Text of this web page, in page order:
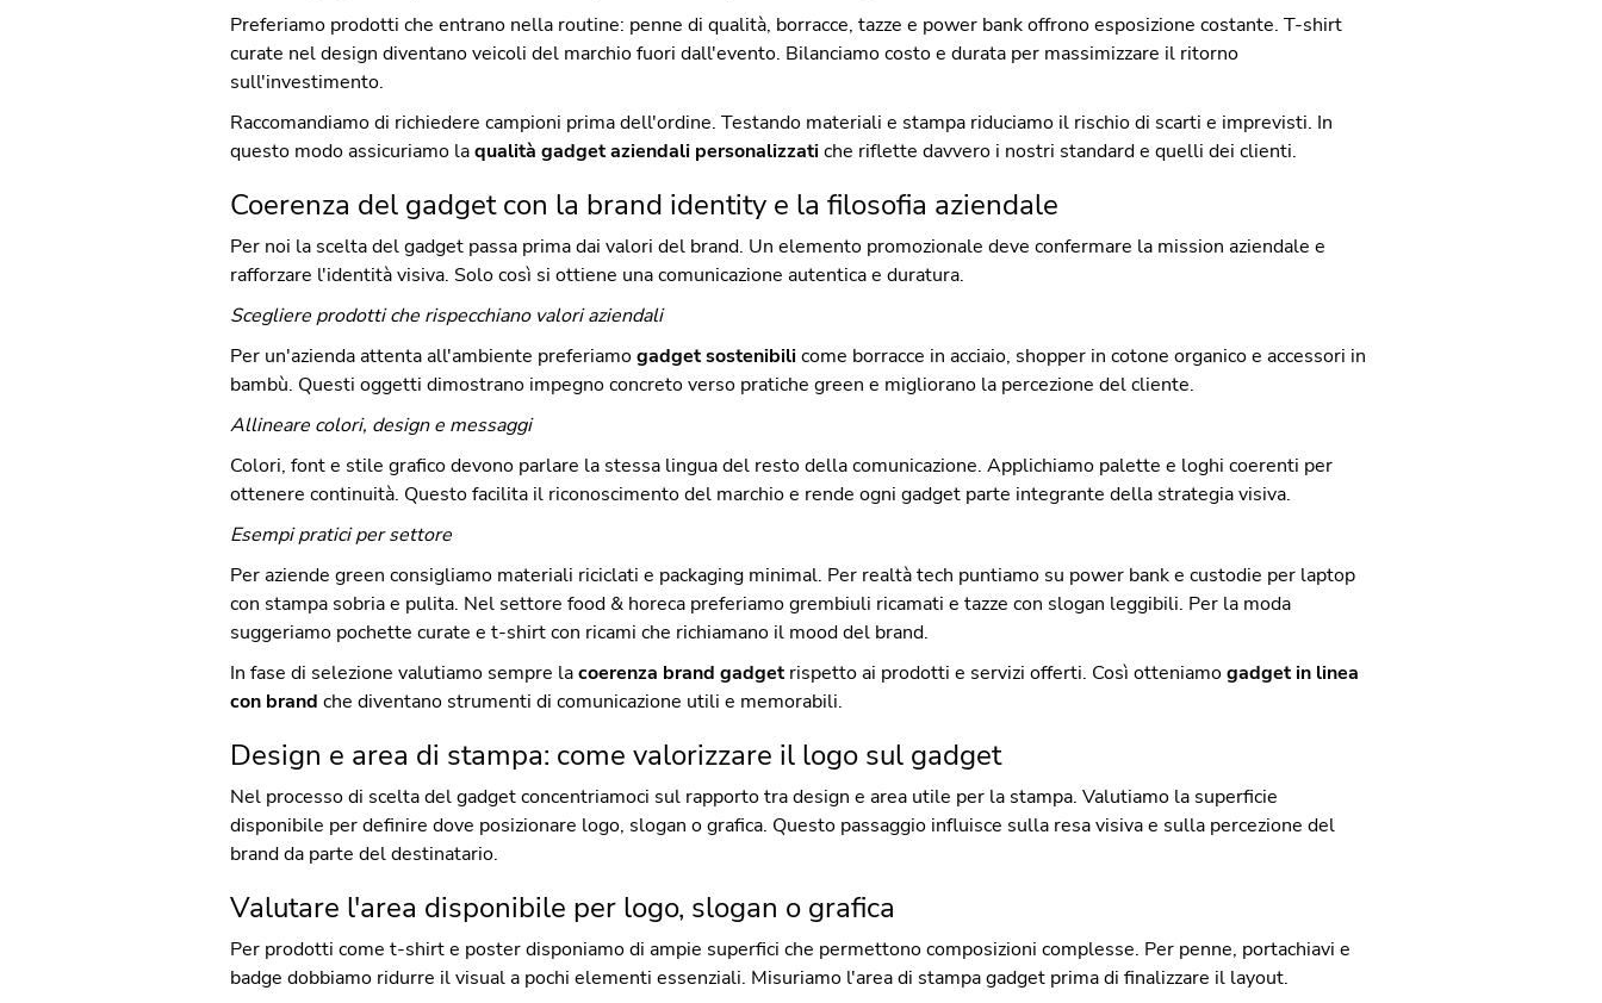
Preferiamo prodotti che entrano nella routine: penne di qualità, borracce, tazze e power bank offrono esposizione costante. T-shirt
curate nel design diventano veicoli del marchio fuori dall'evento. Bilanciamo costo e durata per massimizzare il ritorno
sull'investimento.
Raccomandiamo di richiedere campioni prima dell'ordine. Testando materiali e stampa riduciamo il rischio di scarti e imprevisti. In
questo modo assicuriamo la qualità gadget aziendali personalizzati che riflette davvero i nostri standard e quelli dei clienti.
Coerenza del gadget con la brand identity e la filosofia aziendale
Per noi la scelta del gadget passa prima dai valori del brand. Un elemento promozionale deve confermare la mission aziendale e
rafforzare l'identità visiva. Solo così si ottiene una comunicazione autentica e duratura.
Scegliere prodotti che rispecchiano valori aziendali
Per un'azienda attenta all'ambiente preferiamo gadget sostenibili come borracce in acciaio, shopper in cotone organico e accessori in
bambù. Questi oggetti dimostrano impegno concreto verso pratiche green e migliorano la percezione del cliente.
Allineare colori, design e messaggi
Colori, font e stile grafico devono parlare la stessa lingua del resto della comunicazione. Applichiamo palette e loghi coerenti per
ottenere continuità. Questo facilita il riconoscimento del marchio e rende ogni gadget parte integrante della strategia visiva.
Esempi pratici per settore
Per aziende green consigliamo materiali riciclati e packaging minimal. Per realtà tech puntiamo su power bank e custodie per laptop
con stampa sobria e pulita. Nel settore food & horeca preferiamo grembiuli ricamati e tazze con slogan leggibili. Per la moda
suggeriamo pochette curate e t-shirt con ricami che richiamano il mood del brand.
In fase di selezione valutiamo sempre la coerenza brand gadget rispetto ai prodotti e servizi offerti. Così otteniamo gadget in linea
con brand che diventano strumenti di comunicazione utili e memorabili.
Design e area di stampa: come valorizzare il logo sul gadget
Nel processo di scelta del gadget concentriamoci sul rapporto tra design e area utile per la stampa. Valutiamo la superficie
disponibile per definire dove posizionare logo, slogan o grafica. Questo passaggio influisce sulla resa visiva e sulla percezione del
brand da parte del destinatario.
Valutare l'area disponibile per logo, slogan o grafica
Per prodotti come t-shirt e poster disponiamo di ampie superfici che permettono composizioni complesse. Per penne, portachiavi e
badge dobbiamo ridurre il visual a pochi elementi essenziali. Misuriamo l'area di stampa gadget prima di finalizzare il layout.